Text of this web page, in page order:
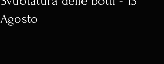
Agosto